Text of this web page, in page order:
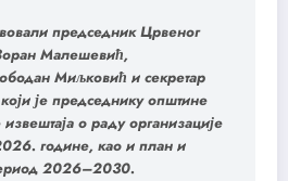
председник Црвеног
Малешевић,
Миљковић и секретар
је председнику општине
о раду организације
године, као и план и
2026–2030.